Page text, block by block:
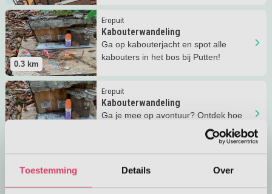
Toestemming Details Over
0.3 km
Eropuit
Kabouterwandeling
Ga op kabouterjacht en spot alle
kabouters in het bos bij Putten!
Lees meer Kabouterwandeling
Eropuit
Kabouterwandeling
Ga je mee op avontuur? Ontdek hoe
de kabouters de winter doorbrengen
tijdens de winter kabouterwandeling!
Lees meer Kabouterwandeling
Gezinsfietsroute Putten
Met het hele gezin genieten van een